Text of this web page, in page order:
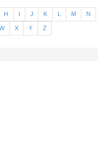
H I J K L M N
X Y Z